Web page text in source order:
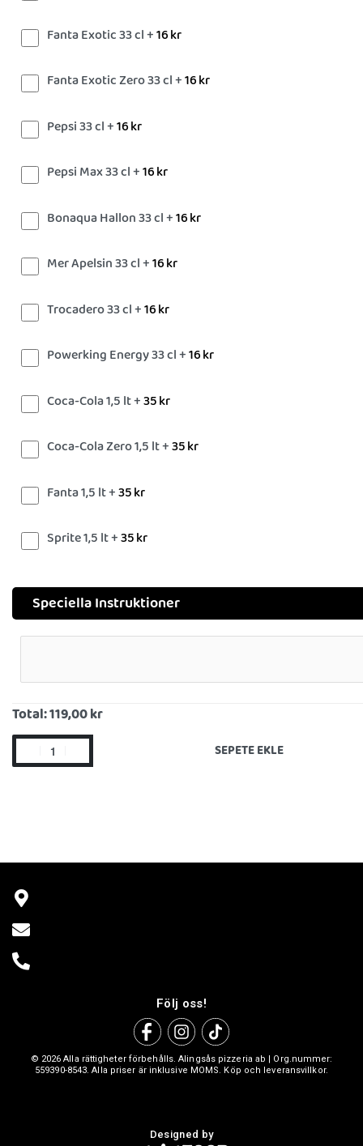
Fanta Exotic 33 cl +16kr
Fanta Exotic Zero 33 cl +16kr
Pepsi 33 cl +16kr
Pepsi Max 33 cl +16kr
Bonaqua Hallon 33 cl +16kr
Mer Apelsin 33 cl +16kr
Trocadero 33 cl +16kr
Powerking Energy 33 cl +16kr
Coca-Cola 1,5 lt +35kr
Coca-Cola Zero 1,5 lt +35kr
Fanta 1,5 lt +35kr
Sprite 1,5 lt +35kr
Speciella Instruktioner
Total:119,00 kr
SEPETE EKLE
Följ oss!
© 2026 Alla rättigheter förbehålls. Alingsås pizzeria ab | Org.nummer:
559390-8543. Alla priser är inklusive MOMS. Köp och leveransvillkor.
Designed by